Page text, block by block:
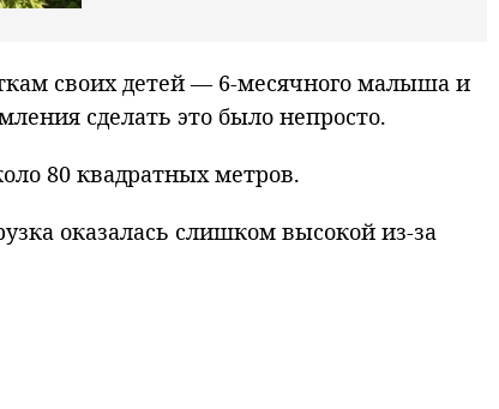
своих детей — 6-месячного малыша и
сделать это было непросто.
80 квадратных метров.
оказалась слишком высокой из-за